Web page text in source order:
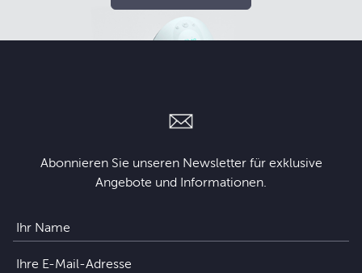
Abonnieren Sie unseren Newsletter für exklusive
Angebote und Informationen.